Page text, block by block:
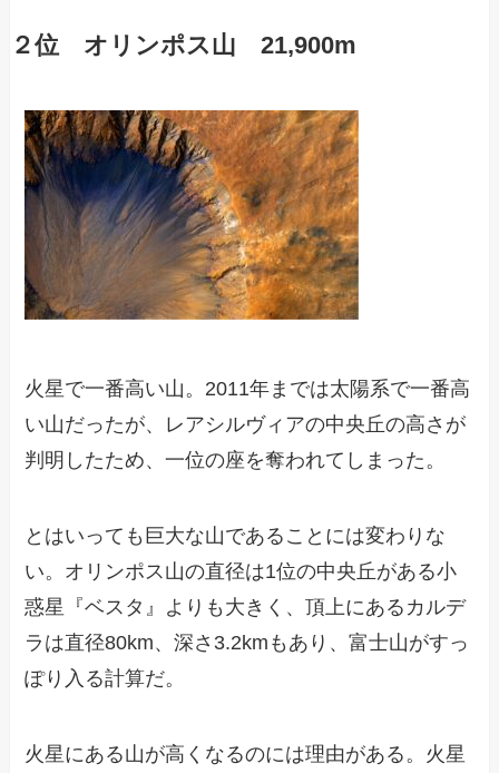
２位 オリンポス山 21,900m
火星で一番高い山。2011年までは太陽系で一番高
い山だったが、レアシルヴィアの中央丘の高さが
判明したため、一位の座を奪われてしまった。
とはいっても巨大な山であることには変わりな
い。オリンポス山の直径は1位の中央丘がある小
惑星『ベスタ』よりも大きく、頂上にあるカルデ
ラは直径80km、深さ3.2kmもあり、富士山がすっ
ぽり入る計算だ。
火星にある山が高くなるのには理由がある。火星